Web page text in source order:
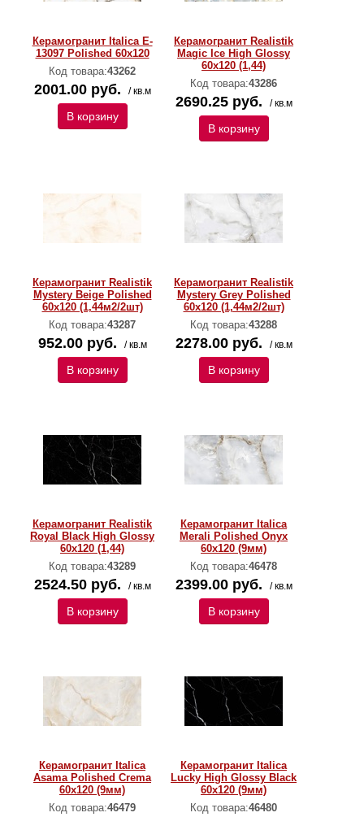
Керамогранит Italica E-
13097 Polished 60х120
Код товара:43262
2001.00 руб. / кв.м
В корзину
Керамогранит Realistik
Magic Ice High Glossy
60х120 (1,44)
Код товара:43286
2690.25 руб. / кв.м
В корзину
Керамогранит Realistik
Mystery Beige Polished
60х120 (1,44м2/2шт)
Код товара:43287
952.00 руб. / кв.м
В корзину
Керамогранит Realistik
Mystery Grey Polished
60х120 (1,44м2/2шт)
Код товара:43288
2278.00 руб. / кв.м
В корзину
Керамогранит Realistik
Royal Black High Glossy
60х120 (1,44)
Код товара:43289
2524.50 руб. / кв.м
В корзину
Керамогранит Italica
Merali Polished Onyx
60х120 (9мм)
Код товара:46478
2399.00 руб. / кв.м
В корзину
Керамогранит Italica
Asama Polished Crema
60х120 (9мм)
Код товара:46479
Керамогранит Italica
Lucky High Glossy Black
60х120 (9мм)
Код товара:46480